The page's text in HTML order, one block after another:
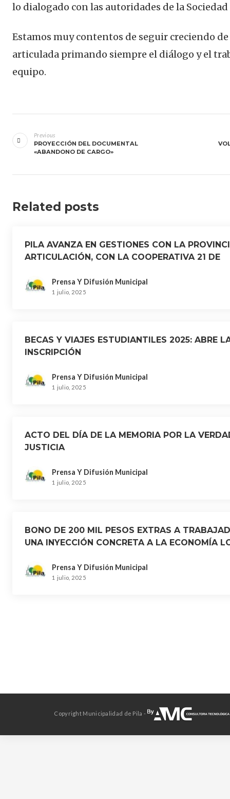
lo dialogado con las autoridades de la Sociedad
Estamos muy contentos de seguir creciendo
articulada primando siempre el diálogo y el
equipo.
de
entradas
Previous
PROYECCIÓN DEL DOCUMENTAL
«ABANDONO DE CARGO»
Related posts
PILA AVANZA EN GESTIONES CON LA
ARTICULACIÓN, CON LA COOPERATIVA 21 DE
Prensa Y Difusión Municipal
1 julio, 2025
BECAS Y VIAJES ESTUDIANTILES 2025: ABRE
INSCRIPCIÓN
Prensa Y Difusión Municipal
1 julio, 2025
ACTO DEL DÍA DE LA MEMORIA POR LA
JUSTICIA
Prensa Y Difusión Municipal
1 julio, 2025
BONO DE 200 MIL PESOS EXTRAS A
UNA INYECCIÓN CONCRETA A LA ECONOMÍA
Prensa Y Difusión Municipal
1 julio, 2025
Copyright Municipalidad de Pila -